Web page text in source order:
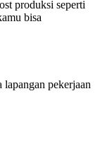
produksi seperti
bisa
pekerjaan